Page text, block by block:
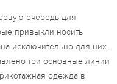
очередь для
привыкли носить
исключительно для них.
три основные линии
одежда в